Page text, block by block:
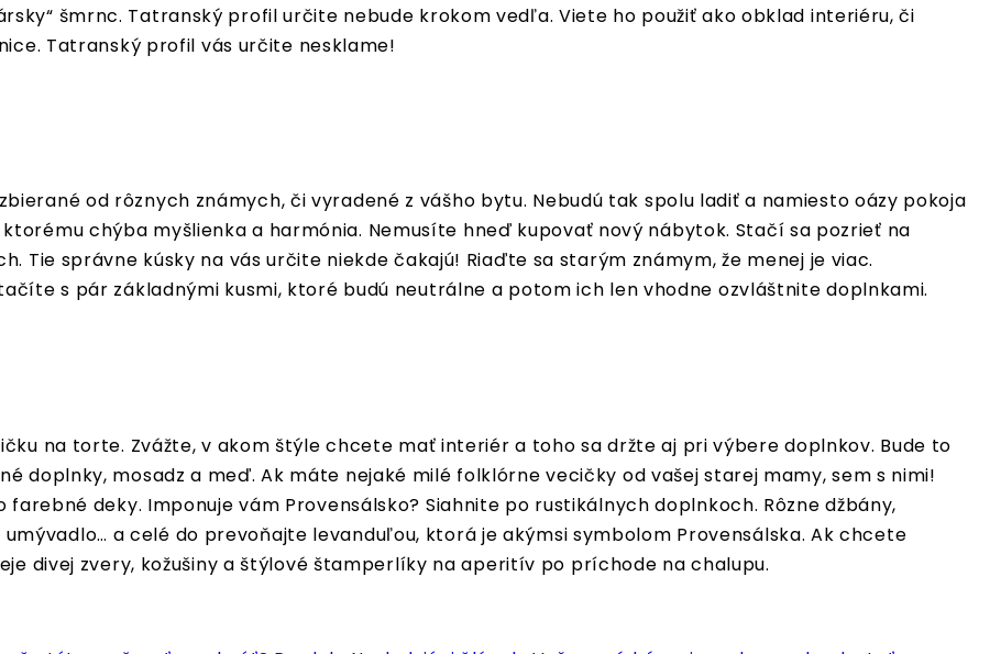
šmrnc. Tatranský profil určite nebude krokom vedľa. Viete ho použiť ako obklad interiéru, či
Tatranský profil vás určite nesklame!
od rôznych známych, či vyradené z vášho bytu. Nebudú tak spolu ladiť a namiesto oázy pokoja
chýba myšlienka a harmónia. Nemusíte hneď kupovať nový nábytok. Stačí sa pozrieť na
Tie správne kúsky na vás určite niekde čakajú! Riaďte sa starým známym, že menej je viac.
s pár základnými kusmi, ktoré budú neutrálne a potom ich len vhodne ozvláštnite doplnkami.
na torte. Zvážte, v akom štýle chcete mať interiér a toho sa držte aj pri výbere doplnkov. Bude to
doplnky, mosadz a meď. Ak máte nejaké milé folklórne vecičky od vašej starej mamy, sem s nimi!
deky. Imponuje vám Provensálsko? Siahnite po rustikálnych doplnkoch. Rôzne džbány,
a celé do prevoňajte levanduľou, ktorá je akýmsi symbolom Provensálska. Ak chcete
divej zvery, kožušiny a štýlové štamperlíky na aperitív po príchode na chalupu.